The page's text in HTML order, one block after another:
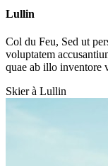
Lullin
Col du Feu, Sed ut
voluptatem
quae ab illo inventore
Skier à Lullin